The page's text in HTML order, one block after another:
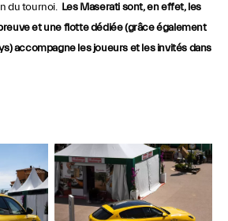
du tournoi. Les Maserati sont, en effet, les
et une flotte dédiée (grâce également
accompagne les joueurs et les invités dans